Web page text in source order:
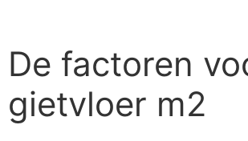
De factoren
gietvloer m2